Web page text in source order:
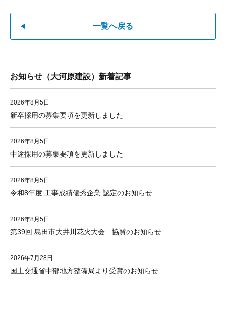
一覧へ戻る
お知らせ（大河原建設）新着記事
2026年8月5日
新卒採用の募集要項を更新しました
2026年8月5日
中途採用の募集要項を更新しました
2026年8月5日
令和8年度 工事成績優秀企業 認定のお知らせ
2026年8月5日
第39回 島田市大井川花火大会 協賛のお知らせ
2026年7月28日
国土交通省中部地方整備局より受賞のお知らせ